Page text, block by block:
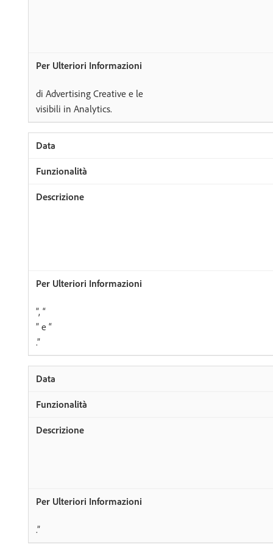
di Advertising Creative e le
visibili in Analytics.
”, “
” e “
.”
.”